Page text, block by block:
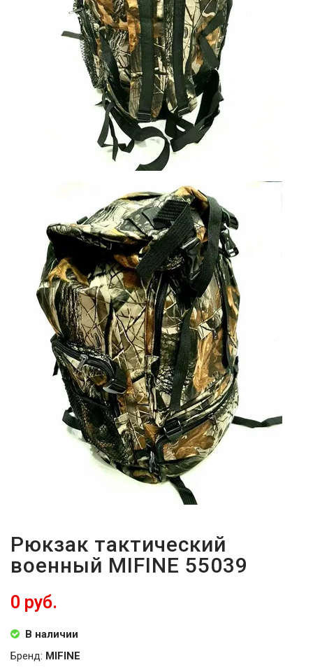
Рюкзак тактический
военный MIFINE 55039
0 руб.
В наличии
Бренд: MIFINE